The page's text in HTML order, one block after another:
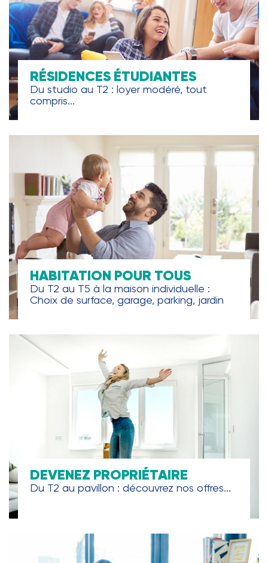
RÉSIDENCES ÉTUDIANTES
Du studio au T2 : loyer modéré, tout
compris...
HABITATION POUR TOUS
Du T2 au T5 à la maison individuelle :
Choix de surface, garage, parking, jardin
DEVENEZ PROPRIÉTAIRE
Du T2 au pavillon : découvrez nos offres...